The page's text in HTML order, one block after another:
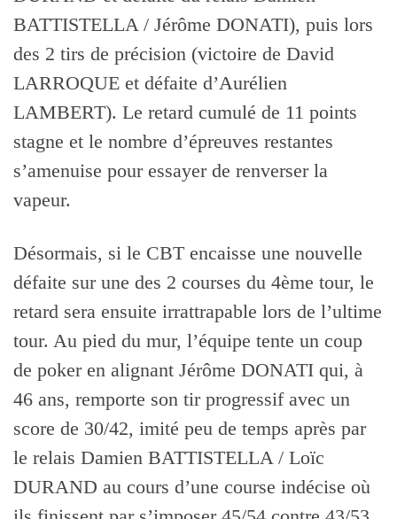
BATTISTELLA / Jérôme DONATI), puis lors
des 2 tirs de précision (victoire de David
LARROQUE et défaite d’Aurélien
LAMBERT). Le retard cumulé de 11 points
stagne et le nombre d’épreuves restantes
s’amenuise pour essayer de renverser la
vapeur.
Désormais, si le CBT encaisse une nouvelle
défaite sur une des 2 courses du 4ème tour, le
retard sera ensuite irrattrapable lors de l’ultime
tour. Au pied du mur, l’équipe tente un coup
de poker en alignant Jérôme DONATI qui, à
46 ans, remporte son tir progressif avec un
score de 30/42, imité peu de temps après par
le relais Damien BATTISTELLA / Loïc
DURAND au cours d’une course indécise où